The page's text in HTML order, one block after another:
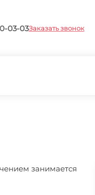
03-03Заказать звонок
занимается